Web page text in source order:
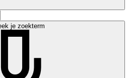
je zoekterm